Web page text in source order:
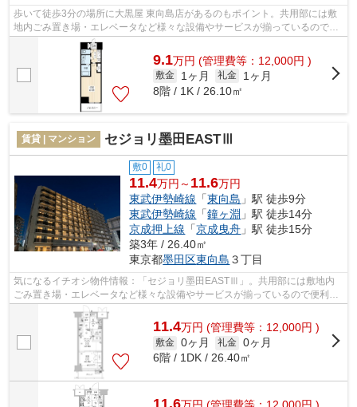
歩いて徒歩3分の場所に大黒屋 東向島店があるのもポイント。共用部には敷
地内ごみ置き場・エレベータなど様々な設備やサービスが揃っているので便
利です。造りとデザインに関して、自...
9.1万円 (管理費等：12,000円 )
敷金 1ヶ月 礼金
1ヶ月
8階 / 1K / 26.10㎡
賃貸 | マンション セジョリ墨田EASTⅢ
敷0 礼0
11.4万円～ 11.6万円
東武伊勢崎線 「東向島 」駅 徒歩9分
東武伊勢崎線 「鐘ヶ淵 」駅 徒歩14分
京成押上線 「京成曳舟 」駅 徒歩15分
築3年 / 26.40㎡
東京都墨田区東向島 ３丁目
気になるイチオシ物件情報：「セジョリ墨田EASTⅢ」。共用部には敷地内
ごみ置き場・エレベータなど様々な設備やサービスが揃っているので便利で
す。こだわり派も満足できるデザイナーズ...
11.4万円 (管理費等：12,000円 )
敷金 0ヶ月 礼金 0ヶ月
6階 / 1DK / 26.40㎡